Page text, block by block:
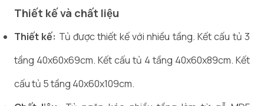
Thiết kế và chất liệu
Thiết kế: Tủ được thiết kế với nhiều tầng. Kết cấu tủ 3
tầng 40x60x69cm. Kết cấu tủ 4 tầng 40x60x89cm. Kết
cấu tủ 5 tầng 40x60x109cm.